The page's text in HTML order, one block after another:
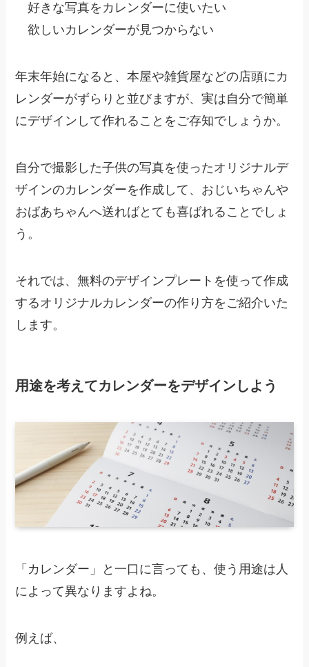
好きな写真をカレンダーに使いたい
欲しいカレンダーが見つからない
年末年始になると、本屋や雑貨屋などの店頭にカ
レンダーがずらりと並びますが、実は自分で簡単
にデザインして作れることをご存知でしょうか。
自分で撮影した子供の写真を使ったオリジナルデ
ザインのカレンダーを作成して、おじいちゃんや
おばあちゃんへ送ればとても喜ばれることでしょ
う。
それでは、無料のデザインプレートを使って作成
するオリジナルカレンダーの作り方をご紹介いた
します。
用途を考えてカレンダーをデザインしよう
「カレンダー」と一口に言っても、使う用途は人
によって異なりますよね。
例えば、